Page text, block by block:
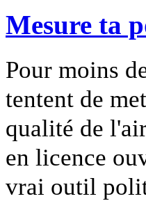
Mesure ta
Pour moins
tentent de
qualité de
en licence
vrai outil